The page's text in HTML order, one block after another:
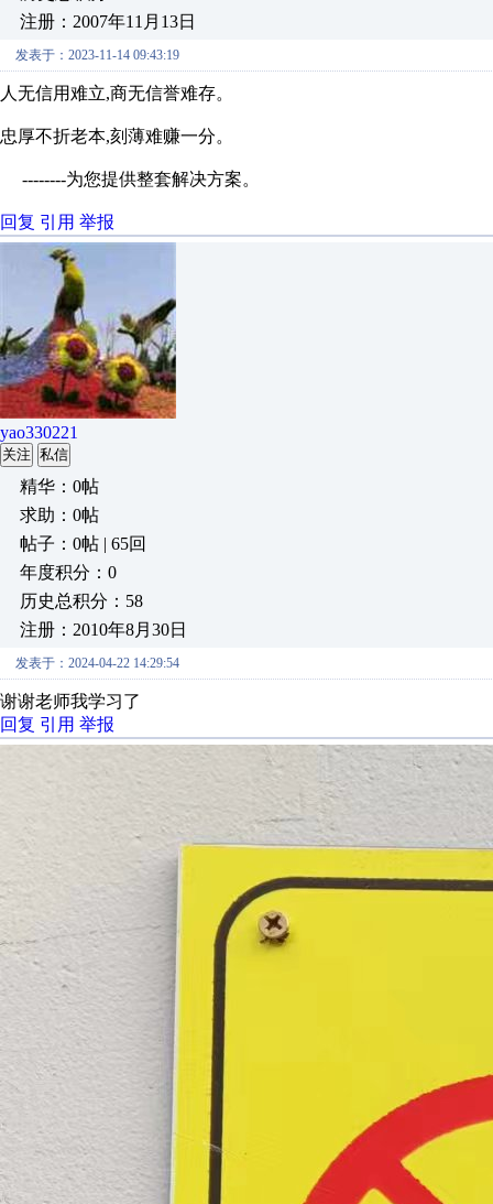
注册：2007年11月13日
发表于：2023-11-14 09:43:19
人无信用难立,商无信誉难存。
忠厚不折老本,刻薄难赚一分。
--------为您提供整套解决方案。
回复 引用 举报
yao330221
关注 私信
精华：0帖
求助：0帖
帖子：0帖 | 65回
年度积分：0
历史总积分：58
注册：2010年8月30日
发表于：2024-04-22 14:29:54
谢谢老师我学习了
回复 引用 举报